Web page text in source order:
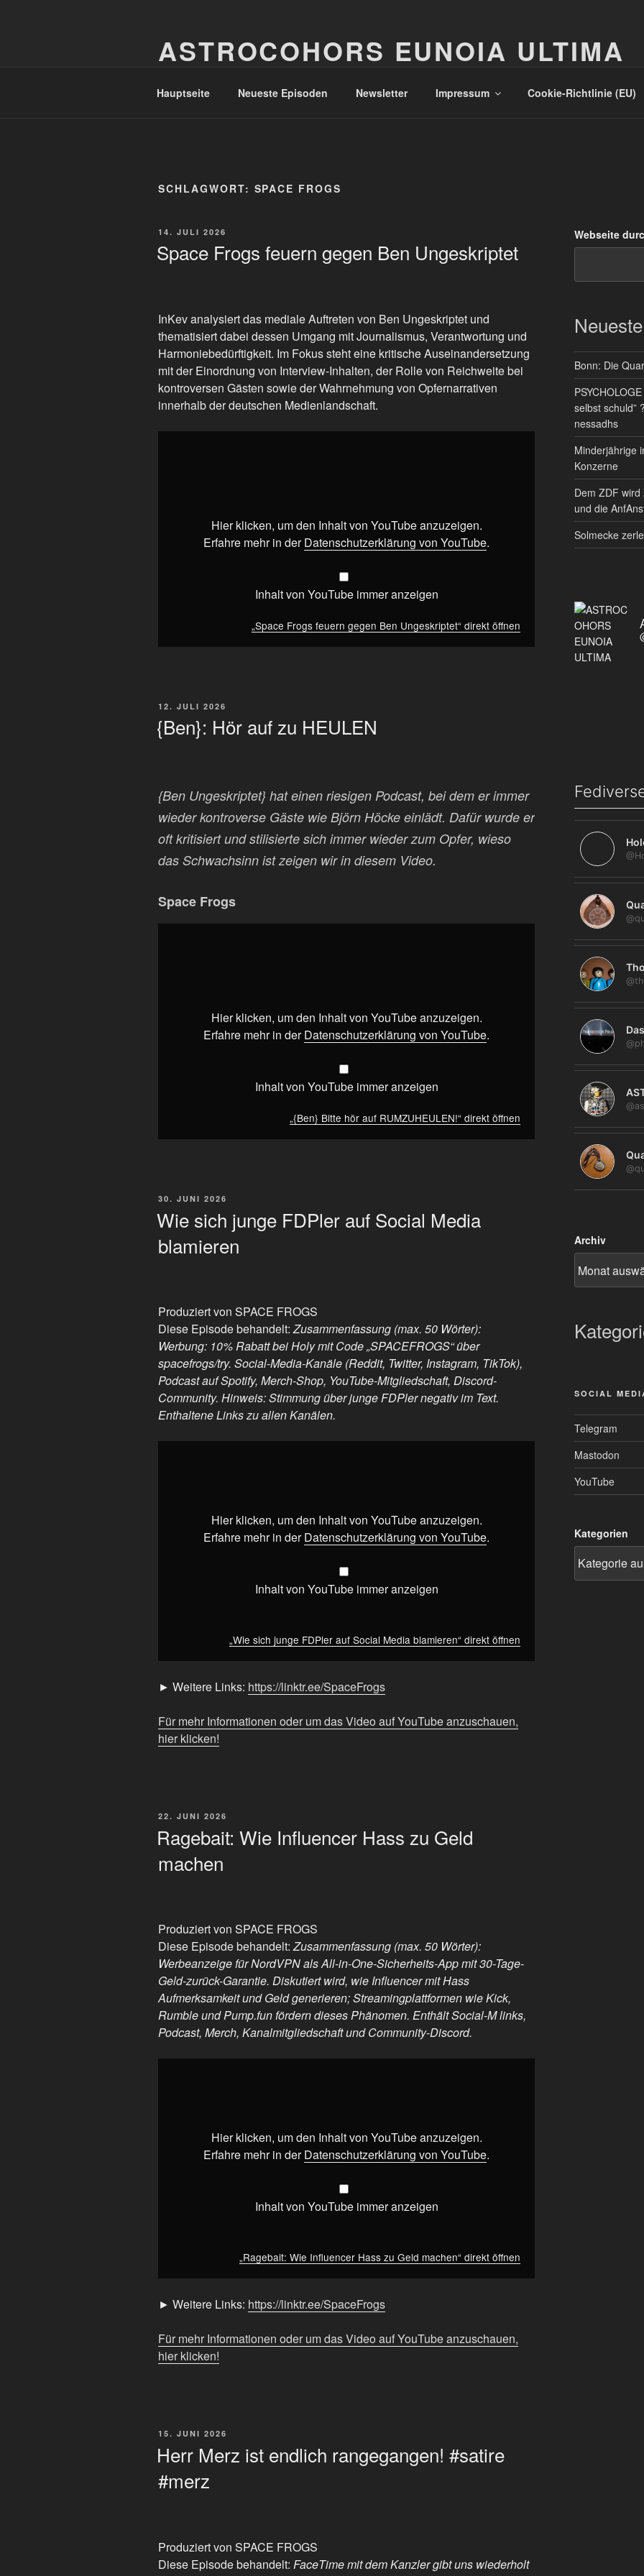
ASTROCOHORS EUNOIA ULTIMA
Hauptseite Neueste Episoden Newsletter Impressum Cookie-Richtlinie (EU)
SCHLAGWORT: SPACE FROGS
VERÖFFENTLICHT
14. JULI 2026
Space Frogs feuern gegen Ben Ungeskriptet
InKev analysiert das mediale Auftreten von Ben Ungeskriptet und
thematisiert dabei dessen Umgang mit Journalismus, Verantwortung und
Harmoniebedürftigkeit. Im Fokus steht eine kritische Auseinandersetzung
mit der Einordnung von Interview-Inhalten, der Rolle von Reichweite bei
kontroversen Gästen sowie der Wahrnehmung von Opfernarrativen
innerhalb der deutschen Medienlandschaft.
Ungeskriptet“Hier klicken, um den Inhalt von YouTube anzuzeigen.
Erfahre mehr in derDatenschutzerklärung von YouTube.
Inhalt von YouTube immer anzeigen
„Space Frogs feuern gegen Ben Ungeskriptet“ direkt öffnen
VERÖFFENTLICHT
12. JULI 2026
{Ben}: Hör auf zu HEULEN
{Ben Ungeskriptet} hat einen riesigen Podcast, bei dem er immer
wieder kontroverse Gäste wie Björn Höcke einlädt. Dafür wurde er
oft kritisiert und stilisierte sich immer wieder zum Opfer, wieso
das Schwachsinn ist zeigen wir in diesem Video.
Space Frogs
YouTube
Hier klicken, um den Inhalt von YouTube anzuzeigen.
Erfahre mehr in derDatenschutzerklärung von YouTube.
Inhalt von YouTube immer anzeigen
„{Ben} Bitte hör auf RUMZUHEULEN!“ direkt öffnen
VERÖFFENTLICHT
30. JUNI 2026
Wie sich junge FDPler auf Social Media
blamieren
Produziert von SPACE FROGS
Diese Episode behandelt:Zusammenfassung (max. 50 Wörter):
Werbung: 10% Rabatt bei Holy mit Code „SPACEFROGS“ über
spacefrogs/try. Social-Media-Kanäle (Reddit, Twitter, Instagram, TikTok),
Podcast auf Spotify, Merch-Shop, YouTube-Mitgliedschaft, Discord-
Community. Hinweis: Stimmung über junge FDPler negativ im Text.
Enthaltene Links zu allen Kanälen.
Hier klicken, um den Inhalt von YouTube anzuzeigen.
Erfahre mehr in derDatenschutzerklärung von YouTube.
Inhalt von YouTube immer anzeigen
„Wie sich junge FDPler auf Social Media blamieren“ direkt öffnen
► Weitere Links: https://linktr.ee/SpaceFrogs
Für mehr Informationen oder um das Video auf YouTube anzuschauen,
hier klicken!
VERÖFFENTLICHT
22. JUNI 2026
Ragebait: Wie Influencer Hass zu Geld
machen
Produziert von SPACE FROGS
Diese Episode behandelt:Zusammenfassung (max. 50 Wörter):
Werbeanzeige für NordVPN als All-in-One-Sicherheits-App mit 30-Tage-
Geld-zurück-Garantie. Diskutiert wird, wie Influencer mit Hass
Aufmerksamkeit und Geld generieren; Streamingplattformen wie Kick,
Rumble und Pump.fun fördern dieses Phänomen. Enthält Social-M links,
Podcast, Merch, Kanalmitgliedschaft und Community-Discord.
Hier klicken, um den Inhalt von YouTube anzuzeigen.
Erfahre mehr in derDatenschutzerklärung von YouTube.
Inhalt von YouTube immer anzeigen
„Ragebait: Wie Influencer Hass zu Geld machen“ direkt öffnen
► Weitere Links: https://linktr.ee/SpaceFrogs
Für mehr Informationen oder um das Video auf YouTube anzuschauen,
hier klicken!
VERÖFFENTLICHT
15. JUNI 2026
Herr Merz ist endlich rangegangen! #satire
#merz
Produziert von SPACE FROGS
Diese Episode behandelt: FaceTime mit dem Kanzler gibt uns wiederholt
Webseite
Bonn: Die
selbst schuld”
nessadhs
Minderjährige
Konzerne
Dem ZDF
und die
Solmecke
Archiv
SOCIAL
Telegram
Mastodon
YouTube
Kategorien